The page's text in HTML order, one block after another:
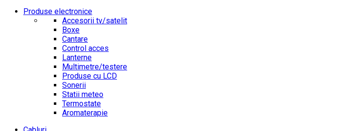
Produse electronice
Accesorii tv/satelit
Boxe
Cantare
Control acces
Lanterne
Multimetre/testere
Produse cu LCD
Sonerii
Statii meteo
Termostate
Aromaterapie